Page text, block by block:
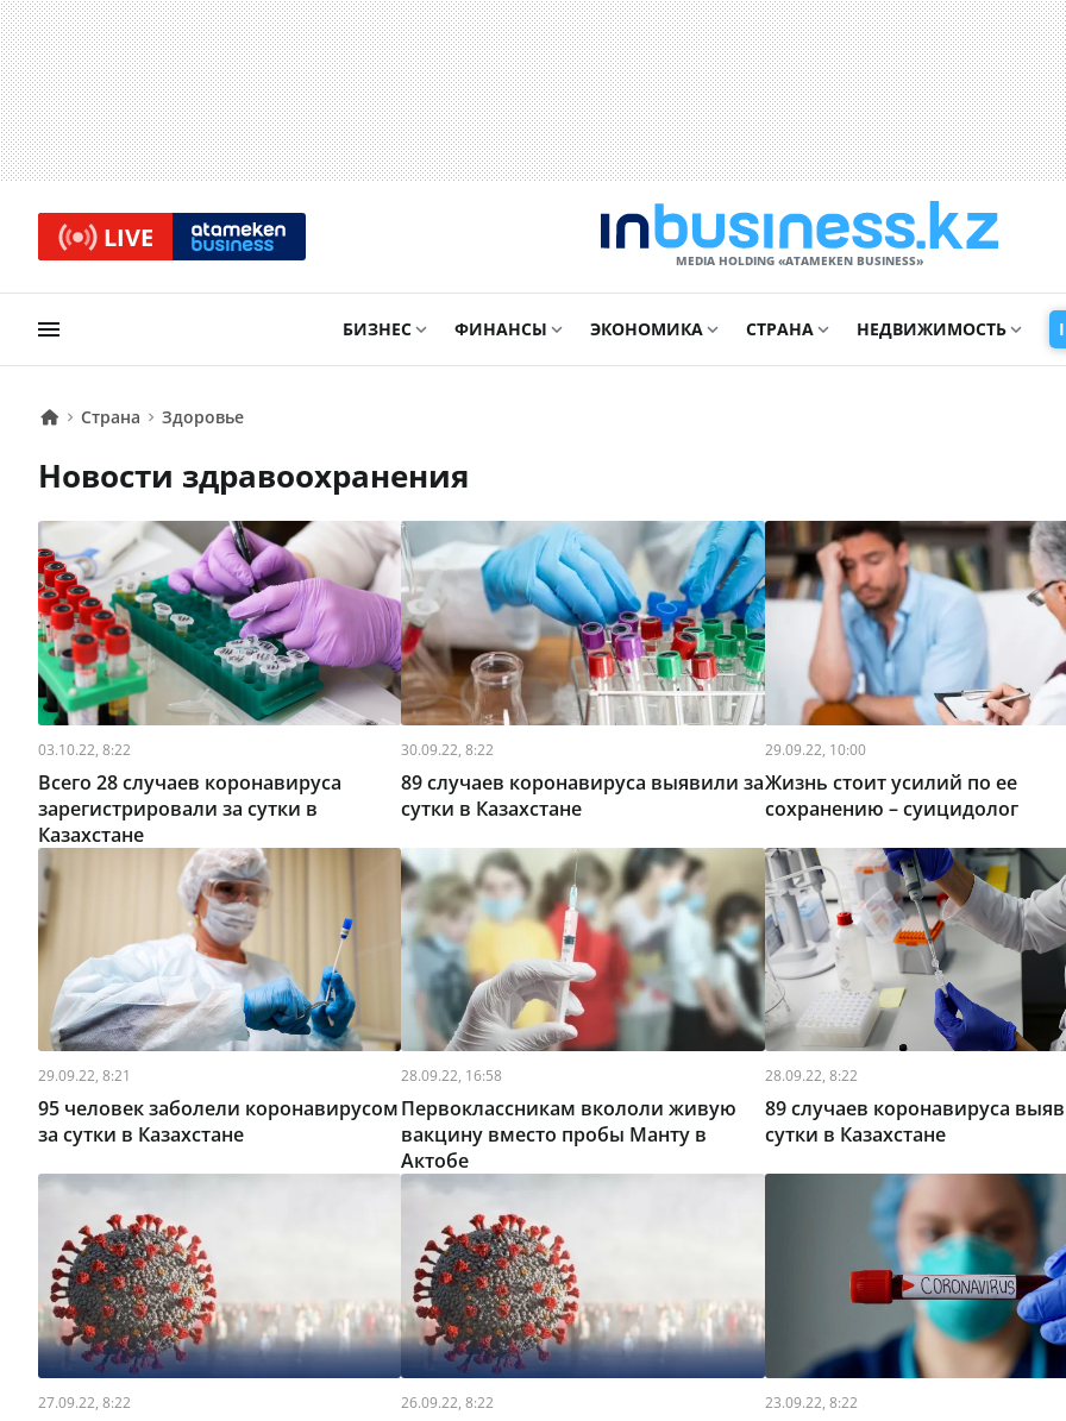
LIVE
MEDIA HOLDING «ATAMEKЕN BUSINESS»
БИЗНЕС ФИНАНСЫ ЭКОНОМИКА СТРАНА НЕДВИЖИМОСТЬ
Страна Здоровье
Новости здравоохранения
03.10.22, 8:22
Всего 28 случаев коронавируса
зарегистрировали за сутки в
Казахстане
30.09.22, 8:22
89 случаев коронавируса выявили за
сутки в Казахстане
29.09.22, 10:00
Жизнь стоит усилий по ее
сохранению – суицидолог
29.09.22, 8:21
95 человек заболели коронавирусом
за сутки в Казахстане
28.09.22, 16:58
Первоклассникам вкололи живую
вакцину вместо пробы Манту в
Актобе
28.09.22, 8:22
89 случаев коронавируса
сутки в Казахстане
27.09.22, 8:22 26.09.22, 8:22 23.09.22, 8:22